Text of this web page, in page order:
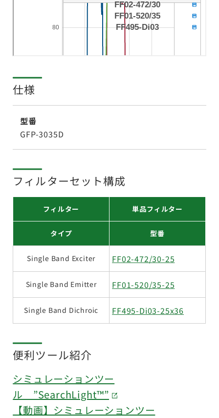
仕様
型番
GFP-3035D
フィルターセット構成
フィルター 単品フィルター
タイプ 型番
Single Band Exciter FF02-472/30-25
Single Band Emitter FF01-520/35-25
Single Band Dichroic FF495-Di03-25x36
便利ツール紹介
シミュレーションツー
ル ”SearchLight™”
【動画】シミュレーションツー